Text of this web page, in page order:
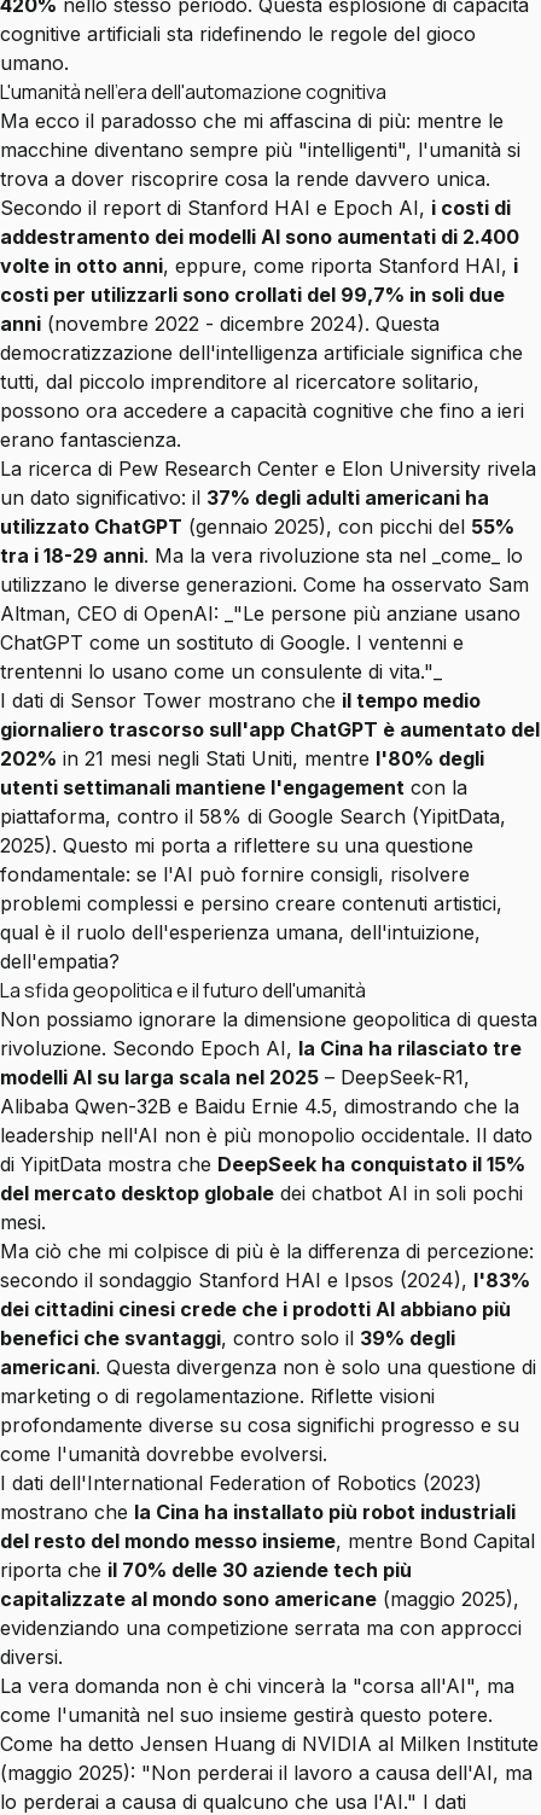
420% nello stesso periodo. Questa esplosione di capacità
cognitive artificiali sta ridefinendo le regole del gioco
umano.
L'umanità nell'era dell'automazione cognitiva
Ma ecco il paradosso che mi affascina di più: mentre le
macchine diventano sempre più "intelligenti", l'umanità si
trova a dover riscoprire cosa la rende davvero unica.
Secondo il report di Stanford HAI e Epoch AI, i costi di
addestramento dei modelli AI sono aumentati di 2.400
volte in otto anni, eppure, come riporta Stanford HAI, i
costi per utilizzarli sono crollati del 99,7% in soli due
anni (novembre 2022 - dicembre 2024). Questa
democratizzazione dell'intelligenza artificiale significa che
tutti, dal piccolo imprenditore al ricercatore solitario,
possono ora accedere a capacità cognitive che fino a ieri
erano fantascienza.
La ricerca di Pew Research Center e Elon University rivela
un dato significativo: il 37% degli adulti americani ha
utilizzato ChatGPT (gennaio 2025), con picchi del 55%
tra i 18-29 anni. Ma la vera rivoluzione sta nel _come_ lo
utilizzano le diverse generazioni. Come ha osservato Sam
Altman, CEO di OpenAI: _"Le persone più anziane usano
ChatGPT come un sostituto di Google. I ventenni e
trentenni lo usano come un consulente di vita."_
I dati di Sensor Tower mostrano che il tempo medio
giornaliero trascorso sull'app ChatGPT è aumentato del
202% in 21 mesi negli Stati Uniti, mentre l'80% degli
utenti settimanali mantiene l'engagement con la
piattaforma, contro il 58% di Google Search (YipitData,
2025). Questo mi porta a riflettere su una questione
fondamentale: se l'AI può fornire consigli, risolvere
problemi complessi e persino creare contenuti artistici,
qual è il ruolo dell'esperienza umana, dell'intuizione,
dell'empatia?
La sfida geopolitica e il futuro dell'umanità
Non possiamo ignorare la dimensione geopolitica di questa
rivoluzione. Secondo Epoch AI, la Cina ha rilasciato tre
modelli AI su larga scala nel 2025 – DeepSeek-R1,
Alibaba Qwen-32B e Baidu Ernie 4.5, dimostrando che la
leadership nell'AI non è più monopolio occidentale. Il dato
di YipitData mostra che DeepSeek ha conquistato il 15%
del mercato desktop globale dei chatbot AI in soli pochi
mesi.
Ma ciò che mi colpisce di più è la differenza di percezione:
secondo il sondaggio Stanford HAI e Ipsos (2024), l'83%
dei cittadini cinesi crede che i prodotti AI abbiano più
benefici che svantaggi, contro solo il 39% degli
americani. Questa divergenza non è solo una questione di
marketing o di regolamentazione. Riflette visioni
profondamente diverse su cosa significhi progresso e su
come l'umanità dovrebbe evolversi.
I dati dell'International Federation of Robotics (2023)
mostrano che la Cina ha installato più robot industriali
del resto del mondo messo insieme, mentre Bond Capital
riporta che il 70% delle 30 aziende tech più
capitalizzate al mondo sono americane (maggio 2025),
evidenziando una competizione serrata ma con approcci
diversi.
La vera domanda non è chi vincerà la "corsa all'AI", ma
come l'umanità nel suo insieme gestirà questo potere.
Come ha detto Jensen Huang di NVIDIA al Milken Institute
(maggio 2025): "Non perderai il lavoro a causa dell'AI, ma
lo perderai a causa di qualcuno che usa l'AI." I dati